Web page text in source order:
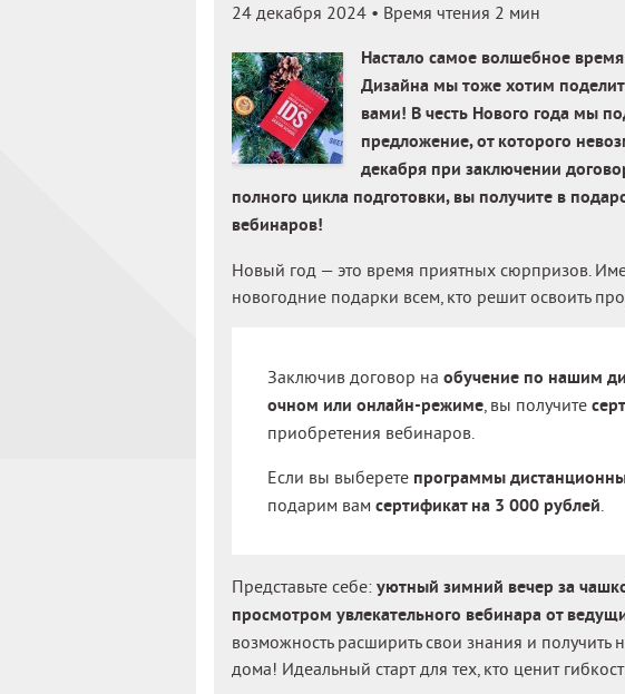
24 декабря 2024 • Время чтения 2 мин
Настало самое волшебное
Дизайна мы тоже хотим
вами! В честь Нового года мы
предложение, от которого
декабря при заключении
полного цикла подготовки, вы получите в
вебинаров!
Новый год — это время приятных сюрпризов.
новогодние подарки всем, кто решит освоить
Заключив договор на обучение по нашим
очном или онлайн-режиме, вы получите
приобретения вебинаров.
Если вы выберете программы
подарим вам сертификат на 3 000 рублей.
Представьте себе: уютный зимний вечер за
просмотром увлекательного вебинара от
возможность расширить свои знания и
дома! Идеальный старт для тех, кто ценит